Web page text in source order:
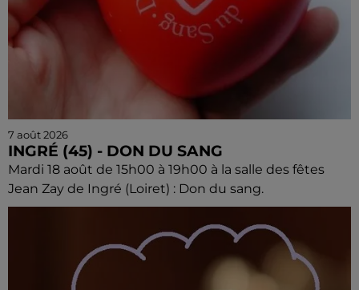
7 août 2026
INGRÉ (45) - DON DU SANG
Mardi 18 août de 15h00 à 19h00 à la salle des fêtes
Jean Zay de Ingré (Loiret) : Don du sang.